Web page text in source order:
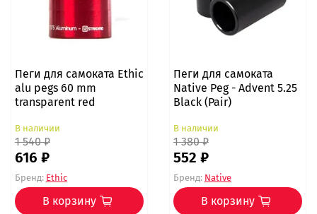
Пеги для самоката Ethic
alu pegs 60 mm
transparent red
В наличии
1 540 ₽
616 ₽
Бренд: Ethic
В корзину
Пеги для самоката
Native Peg - Advent 5.25
Black (Pair)
В наличии
1 380 ₽
552 ₽
Бренд: Native
В корзину